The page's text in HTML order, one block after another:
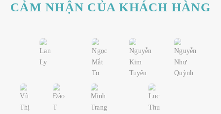
CẢM NHẬN CỦA KHÁCH HÀNG